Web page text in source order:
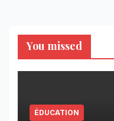
You missed
ÉDUCATION